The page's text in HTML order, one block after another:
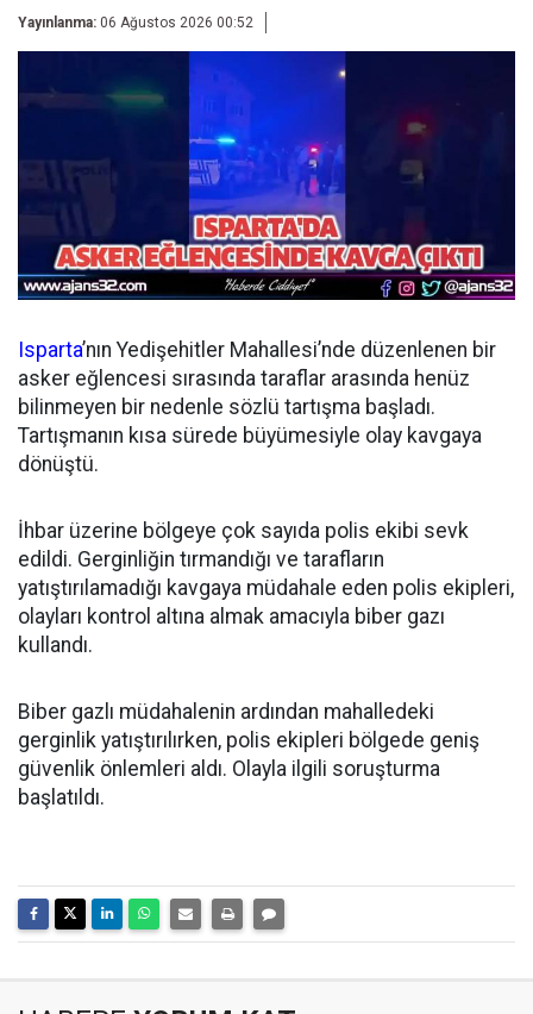
Yayınlanma: 06 Ağustos 2026 00:52
Isparta’nın Yedişehitler Mahallesi’nde düzenlenen bir
asker eğlencesi sırasında taraflar arasında henüz
bilinmeyen bir nedenle sözlü tartışma başladı.
Tartışmanın kısa sürede büyümesiyle olay kavgaya
dönüştü.
İhbar üzerine bölgeye çok sayıda polis ekibi sevk
edildi. Gerginliğin tırmandığı ve tarafların
yatıştırılamadığı kavgaya müdahale eden polis ekipleri,
olayları kontrol altına almak amacıyla biber gazı
kullandı.
Biber gazlı müdahalenin ardından mahalledeki
gerginlik yatıştırılırken, polis ekipleri bölgede geniş
güvenlik önlemleri aldı. Olayla ilgili soruşturma
başlatıldı.